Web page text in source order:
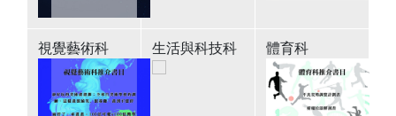
視覺藝術科 生活與科技科 體育科